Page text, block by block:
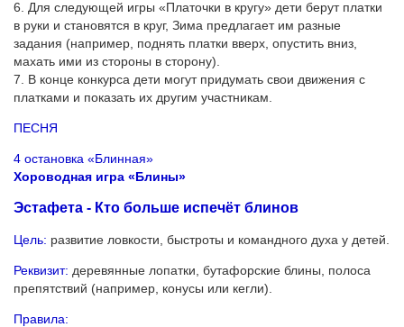
6. Для следующей игры «Платочки в кругу» дети берут платки
в руки и становятся в круг, Зима предлагает им разные
задания (например, поднять платки вверх, опустить вниз,
махать ими из стороны в сторону).
7. В конце конкурса дети могут придумать свои движения с
платками и показать их другим участникам.
ПЕСНЯ
4 остановка «Блинная»
Хороводная игра «Блины»
Эстафета - Кто больше испечёт блинов
Цель: развитие ловкости, быстроты и командного духа у детей.
Реквизит: деревянные лопатки, бутафорские блины, полоса
препятствий (например, конусы или кегли).
Правила: